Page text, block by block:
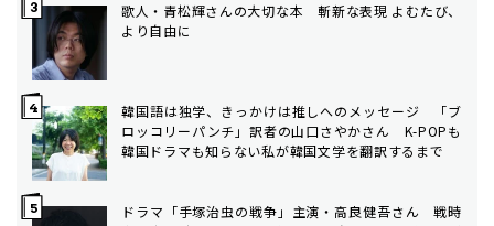
歌人・青松輝さんの大切な本 斬新な表現 よむたび、
より自由に
韓国語は独学、きっかけは推しへのメッセージ 「ブ
ロッコリーパンチ」訳者の山口さやかさん K-POPも
韓国ドラマも知らない私が韓国文学を翻訳するまで
ドラマ「手塚治虫の戦争」主演・高良健吾さん 戦時